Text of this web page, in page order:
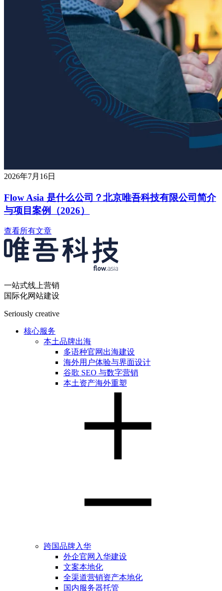
2026年7月16日
Flow Asia 是什么公司？北京唯吾科技有限公司简介
与项目案例（2026）
查看所有文章
一站式线上营销
国际化网站建设
Seriously creative
核心服务
本土品牌出海
多语种官网出海建设
海外用户体验与界面设计
谷歌 SEO 与数字营销
本土资产海外重塑
跨国品牌入华
外企官网入华建设
文案本地化
全渠道营销资产本地化
国内服务器托管